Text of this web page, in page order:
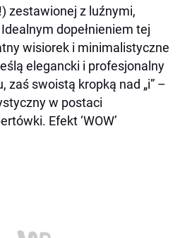
zestawionej z luźnymi,
dopełnieniem tej
wisiorek i minimalistyczne
elegancki i profesjonalny
zaś swoistą kropką nad „i” –
w postaci
Efekt ‘WOW’